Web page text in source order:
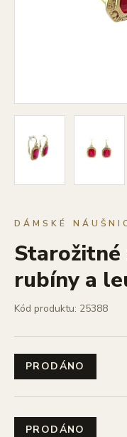
DÁMSKÉ
Starožitné
rubíny a
Kód produktu: 25388
PRODÁNO
PRODÁNO